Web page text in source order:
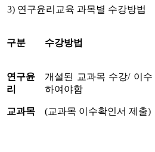
3) 연구윤리교육 과목별 수강방법
구분 수강방법
연구윤
리
교과목
개설된 교과목 수강/ 이수
하여야함
(교과목 이수확인서 제출)